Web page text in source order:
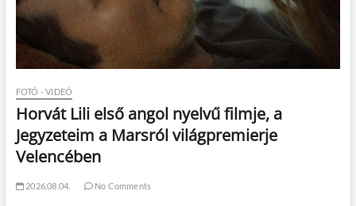
FOTÓ - VIDEÓ
Horvát Lili első angol nyelvű filmje, a
Jegyzeteim a Marsról világpremierje
Velencében
2026.08.04. No Comments